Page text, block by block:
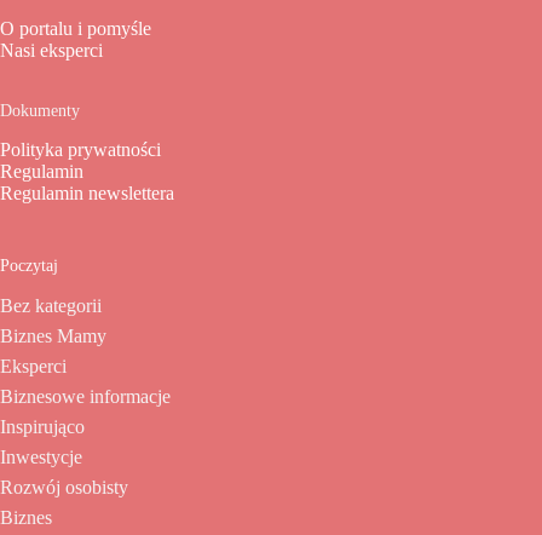
O portalu i pomyśle
Nasi eksperci
Dokumenty
Polityka prywatności
Regulamin
Regulamin newslettera
Poczytaj
Bez kategorii
Biznes Mamy
Eksperci
Biznesowe informacje
Inspirująco
Inwestycje
Rozwój osobisty
Biznes